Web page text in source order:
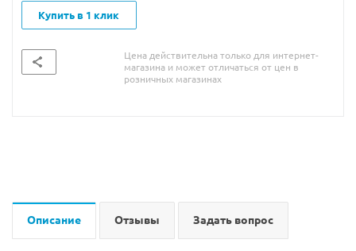
Купить в 1 клик
Цена действительна только для интернет-
магазина и может отличаться от цен в
розничных магазинах
Описание Отзывы Задать вопрос